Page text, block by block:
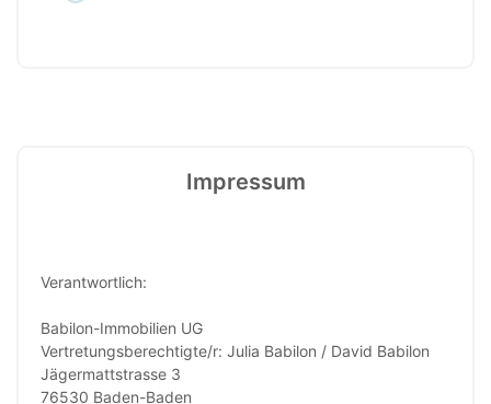
Impressum
Verantwortlich:
Babilon-Immobilien UG
Vertretungsberechtigte/r: Julia Babilon / David Babilon
Jägermattstrasse 3
76530 Baden-Baden